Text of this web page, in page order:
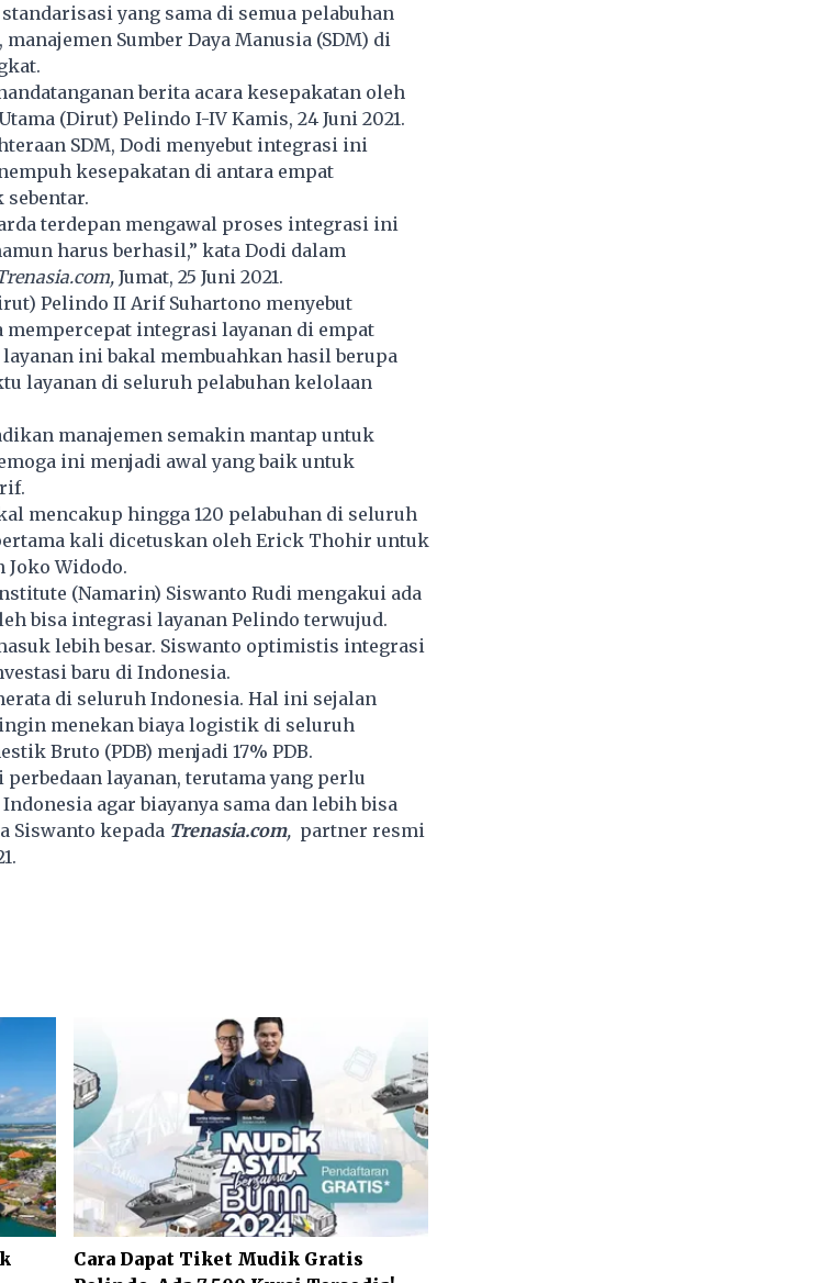
yang sama di semua pelabuhan
Sumber Daya Manusia (SDM) di
berita acara kesepakatan oleh
(Dirut) Pelindo I-IV Kamis, 24 Juni 2021.
SDM, Dodi menyebut integrasi ini
kesepakatan di antara empat
terdepan mengawal proses integrasi ini
harus berhasil,” kata Dodi dalam
Jumat, 25 Juni 2021.
Pelindo II Arif Suhartono menyebut
integrasi layanan di empat
ini bakal membuahkan hasil berupa
layanan di seluruh pelabuhan kelolaan
manajemen semakin mantap untuk
ini menjadi awal yang baik untuk
mencakup hingga 120 pelabuhan di seluruh
kali dicetuskan oleh Erick Thohir untuk
Widodo.
(Namarin) Siswanto Rudi mengakui ada
bisa integrasi layanan Pelindo terwujud.
lebih besar. Siswanto optimistis integrasi
baru di Indonesia.
di seluruh Indonesia. Hal ini sejalan
menekan biaya logistik di seluruh
Bruto (PDB) menjadi 17% PDB.
layanan, terutama yang perlu
agar biayanya sama dan lebih bisa
Siswanto kepada Trenasia.com, partner resmi
Cara Dapat Tiket Mudik Gratis